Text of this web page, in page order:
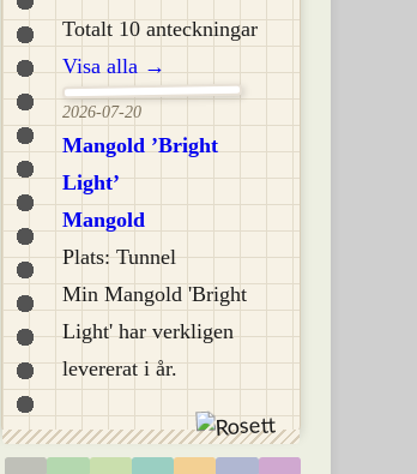
Totalt 10 anteckningar
Visa alla →
2026-07-20
Mangold ’Bright
Light’
Mangold
Plats: Tunnel
Min Mangold 'Bright
Light' har verkligen
levererat i år.